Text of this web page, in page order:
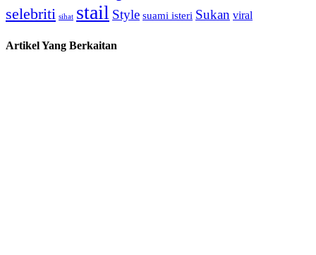
selebriti sihat stail Style suami isteri Sukan viral
Artikel Yang Berkaitan